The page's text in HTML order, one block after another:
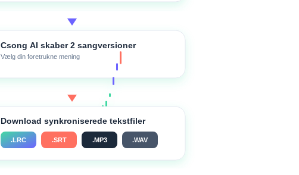
Csong AI skaber 2 sangversioner
Vælg din foretrukne mening
Download synkroniserede tekstfiler
.LRC .SRT .MP3 .WAV